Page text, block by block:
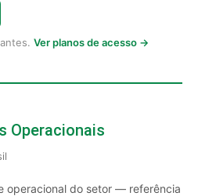
Ver planos de acesso →
Operacionais
operacional do setor — referência